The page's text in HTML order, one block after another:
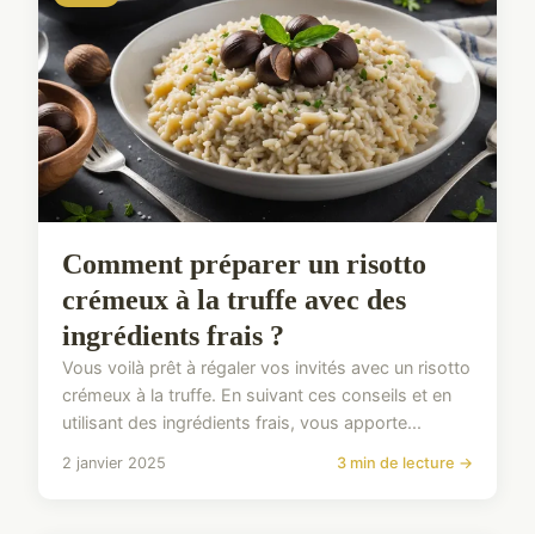
Comment préparer un risotto
crémeux à la truffe avec des
ingrédients frais ?
Vous voilà prêt à régaler vos invités avec un risotto
crémeux à la truffe. En suivant ces conseils et en
utilisant des ingrédients frais, vous apporte...
2 janvier 2025 3 min de lecture →